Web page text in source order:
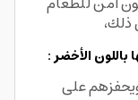
الأخضر :
على